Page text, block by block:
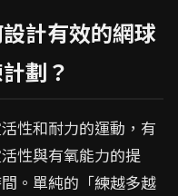
計有效的網球
劃？
性和耐力的運動，有
性與有氧能力的提
。單純的「練越多越